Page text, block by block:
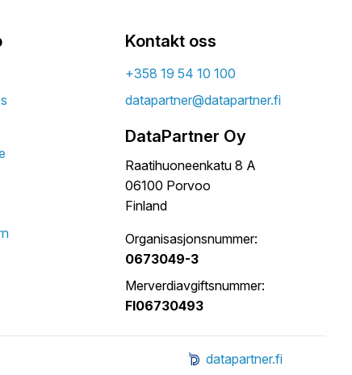
Kontakt oss
+358 19 54 10 100
datapartner@datapartner.fi
DataPartner Oy
Raatihuoneenkatu 8 A
06100 Porvoo
Finland
Organisasjonsnummer:
0673049-3
Merverdiavgiftsnummer:
FI06730493
datapartner.fi